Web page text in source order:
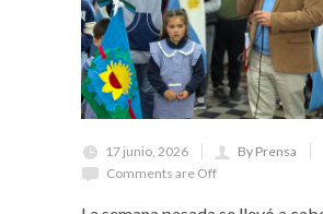
17 junio, 2026
By Prensa
Comments are Off